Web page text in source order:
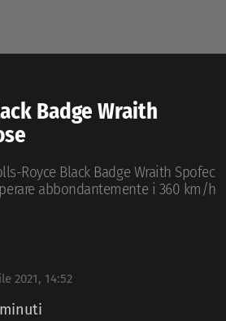
Badge Wraith
Royce Black Badge Wraith Spofec
abbondantemente i 360 km/h
2021, 14:52
minuti